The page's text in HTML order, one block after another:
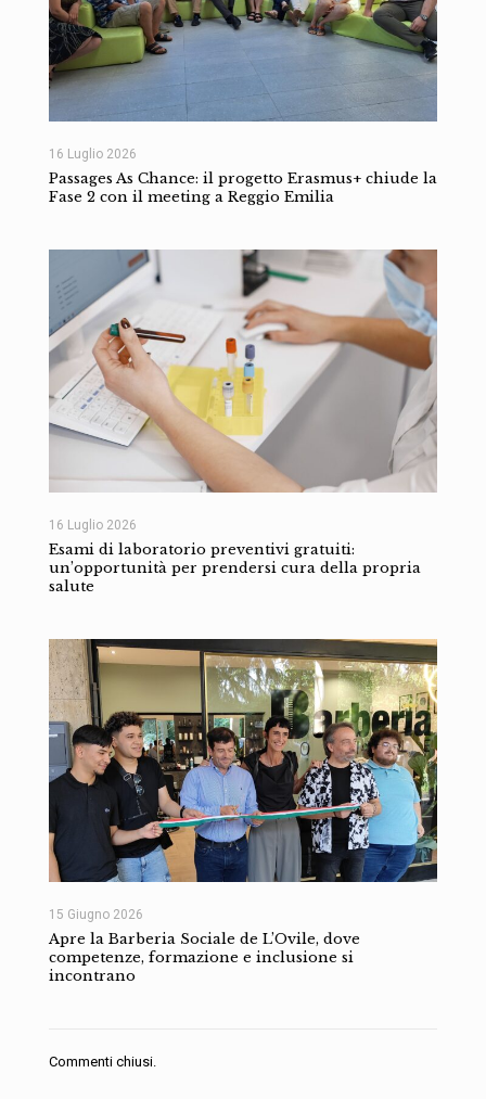
16 Luglio 2026
Passages As Chance: il progetto Erasmus+ chiude la
Fase 2 con il meeting a Reggio Emilia
16 Luglio 2026
Esami di laboratorio preventivi gratuiti:
un’opportunità per prendersi cura della propria
salute
15 Giugno 2026
Apre la Barberia Sociale de L’Ovile, dove
competenze, formazione e inclusione si
incontrano
Commenti chiusi.